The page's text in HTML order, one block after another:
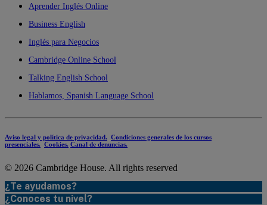
Aprender Inglés Online
Business English
Inglés para Negocios
Cambridge Online School
Talking English School
Hablamos, Spanish Language School
Aviso legal y política de privacidad. Condiciones generales de los cursos
presenciales. Cookies. Canal de denuncias.
© 2026 Cambridge House. All rights reserved
¿Te ayudamos?
¿Conoces tu nivel?